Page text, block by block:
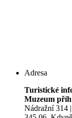
Adresa
Turistické
Muzeum
Nádražní 314 |